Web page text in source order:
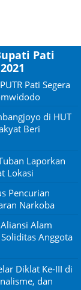
Pati
Pati Segera
di HUT
Beri
Laporkan
Lokasi
Pencurian
Narkoba
Alam
Anggota
Diklat Ke-III di
dan